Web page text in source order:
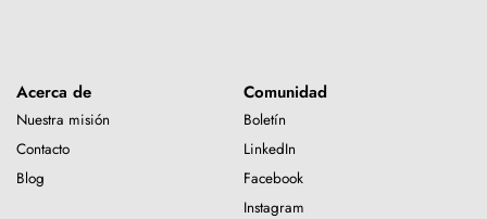
Acerca de
Nuestra misión
Contacto
Blog
Comunidad
Boletín
LinkedIn
Facebook
Instagram